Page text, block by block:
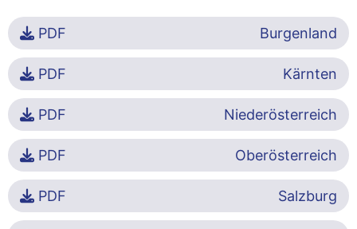
Burgenland
PDF
Kärnten
PDF
Niederösterreich
PDF
Oberösterreich
PDF
Salzburg
PDF